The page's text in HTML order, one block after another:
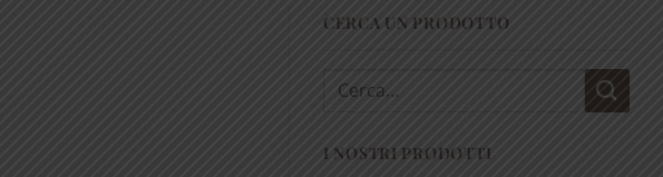
CERCA UN PRODOTTO
Cerca:
I NOSTRI PRODOTTI